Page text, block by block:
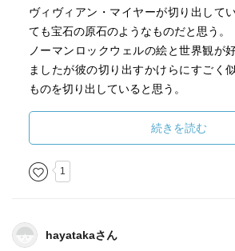
ヴィヴィアン・マイヤーが切り出して
ても宝石の原石のようなものだと思う。
ノーマンロックウェルの絵と世界観が
ましたが彼の切り出すかけらにすごく
ものを切り出していると思う。
続きを読む
1
hayatakaさん